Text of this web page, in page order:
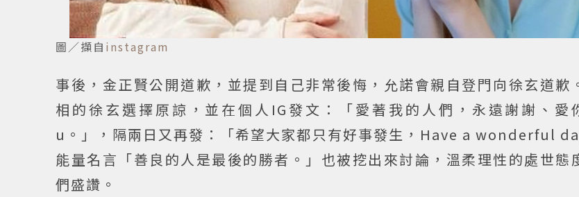
圖／擷自 instagram
事後，金正賢公開道歉，並提到自己非常後悔，允諾會親自登門向徐玄道歉
相的徐玄選擇原諒，並在個人IG發文：「愛著我的人們，永遠謝謝、愛
u。」，隔兩日又再發：「希望大家都只有好事發生，Have a wonderful
能量名言「善良的人是最後的勝者。」也被挖出來討論，溫柔理性的處世態
們盛讚。